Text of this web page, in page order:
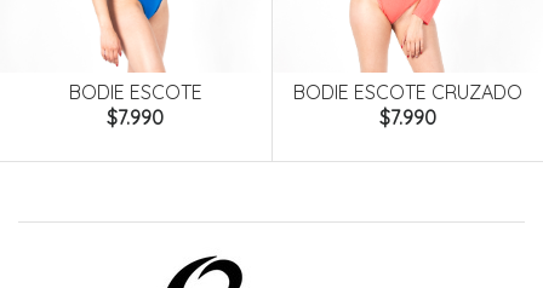
BODIE ESCOTE
$7.990
BODIE ESCOTE CRUZADO
$7.990